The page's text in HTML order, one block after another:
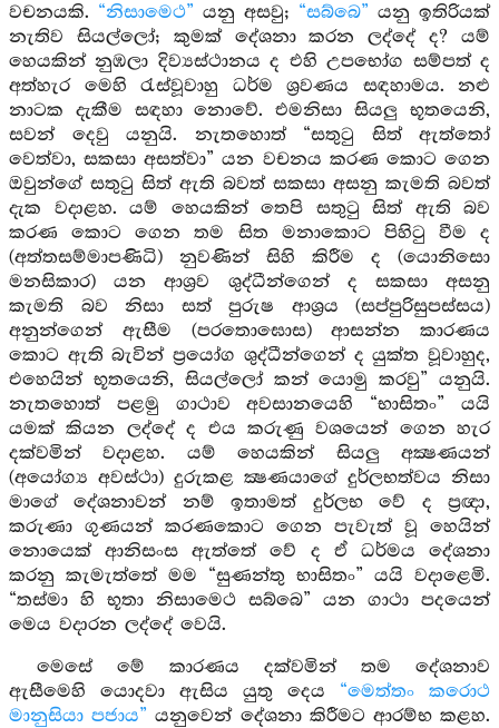
වචනයකි. “නිසාමෙථ” යනු අසවු; “සබ්බෙ” යනු ඉතිරියක්
නැතිව සියල්ලෝ; කුමක් දේශනා කරන ලද්දේ ද? යම්
හෙයකින් නුඹලා දිව්‍යස්ථානය ද එහි උපභෝග සම්පත් ද
අත්හැර මෙහි රැස්වූවාහු ධර්ම ශ්‍රවණය සඳහාමය. නළු
නාටක දැකීම සඳහා නොවේ. එමනිසා සියලු භූතයෙනි,
සවන් දෙවු යනුයි. නැතහොත් “සතුටු සිත් ඇත්තෝ
වෙත්වා, සකසා අසත්වා” යන වචනය කරණ කොට ගෙන
ඔවුන්ගේ සතුටු සිත් ඇති බවත් සකසා අසනු කැමති බවත්
දැක වදාළහ. යම් හෙයකින් තෙපි සතුටු සිත් ඇති බව
කරණ කොට ගෙන තම සිත මනාකොට පිහිටු වීම ද
(අත්තසම්මාපණිධි) නුවණින් සිහි කිරීම ද (යොනිසො
මනසිකාර) යන ආශ්‍රව ශුද්ධීන්ගෙන් ද සකසා අසනු
කැමති බව නිසා සත් පුරුෂ ආශ්‍රය (සප්පුරිසුපස්සය)
අනුන්ගෙන් ඇසීම (පරතොඝොස) ආසන්න කාරණය
කොට ඇති බැවින් ප්‍රයෝග ශුද්ධීන්ගෙන් ද යුක්ත වූවාහුද,
එහෙයින් භූතයෙනි, සියල්ලෝ කන් යොමු කරවු” යනුයි.
නැතහොත් පළමු ගාථාව අවසානයෙහි “භාසිතං” යයි
යමක් කියන ලද්දේ ද එය කරුණු වශයෙන් ගෙන හැර
දක්වමින් වදාළහ. යම් හෙයකින් සියලු අක්‍ෂණයන්
(අයෝග්‍ය අවස්ථා) දුරුකළ ක්‍ෂණයාගේ දුර්ලභත්වය නිසා
මාගේ දේශනාවන් නම් ඉතාමත් දුර්ලභ වේ ද ප්‍රඥා,
කරුණා ගුණයන් කරණකොට ගෙන පැවැත් වූ හෙයින්
නොයෙක් ආනිසංස ඇත්තේ වේ ද ඒ ධර්මය දේශනා
කරනු කැමැත්තේ මම “සුණන්තු භාසිතං” යයි වදාළෙමි.
“තස්මා හි භූතා නිසාමෙථ සබ්බෙ” යන ගාථා පදයෙන්
මෙය වදාරන ලද්දේ වෙයි.
මෙසේ මේ කාරණය දක්වමින් තම දේශනාව
ඇසීමෙහි යොදවා ඇසිය යුතු දෙය “මෙත්තං කරොථ
මානුසියා පජාය” යනුවෙන් දේශනා කිරීමට ආරම්භ කළහ.